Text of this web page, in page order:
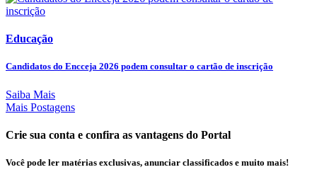
Educação
Candidatos do Encceja 2026 podem consultar o cartão de inscrição
Saiba Mais
Mais Postagens
Crie sua conta e confira as vantagens do Portal
Você pode ler matérias exclusivas, anunciar classificados e muito mais!